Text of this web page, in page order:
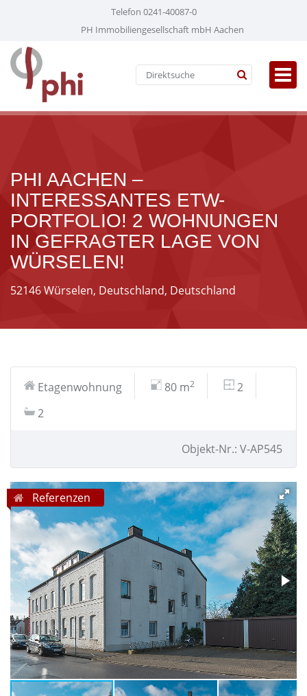
Telefon 0241-40087-0
PH Immobiliengesellschaft mbH Aachen
PHI AACHEN –
INTERESSANTES ETW-
PORTFOLIO! 2 WOHNUNGEN
IN GEFRAGTER LAGE VON
WÜRSELEN!
52146 Würselen, Deutschland, Deutschland
Etagenwohnung 80 m2
2
2
Objekt-Nr.: V-AP545
Referenzen